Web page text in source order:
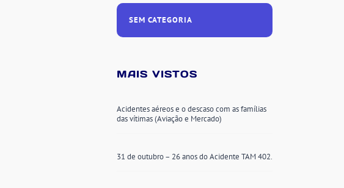
SEM CATEGORIA
MAIS VISTOS
Acidentes aéreos e o descaso com as famílias
das vítimas (Aviação e Mercado)
31 de outubro – 26 anos do Acidente TAM 402.